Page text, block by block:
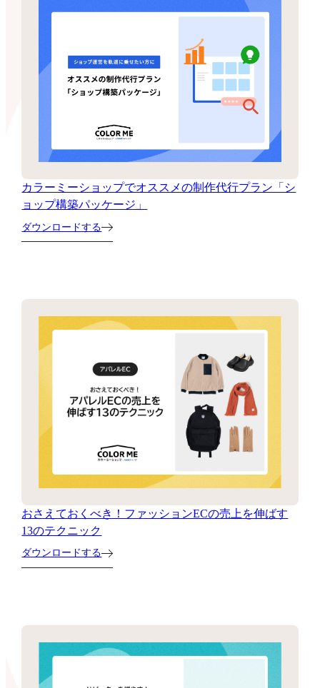
カラーミーショップでオススメの制作代行プラン「シ
ョップ構築パッケージ」
ダウンロードする
おさえておくべき！ファッションECの売上を伸ばす
13のテクニック
ダウンロードする